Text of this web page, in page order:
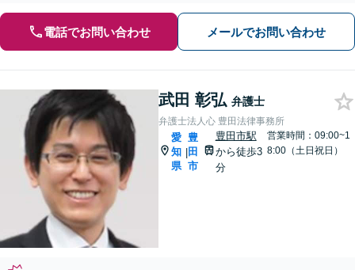
電話でお問い合わせ メールでお問い合わせ
武田 彰弘 弁護士
弁護士法人心 豊田法律事務所
愛
知
県
|
豊
田
市
豊田市駅
から徒歩3
分
営業時間：09:00~1
8:00（土日祝日）